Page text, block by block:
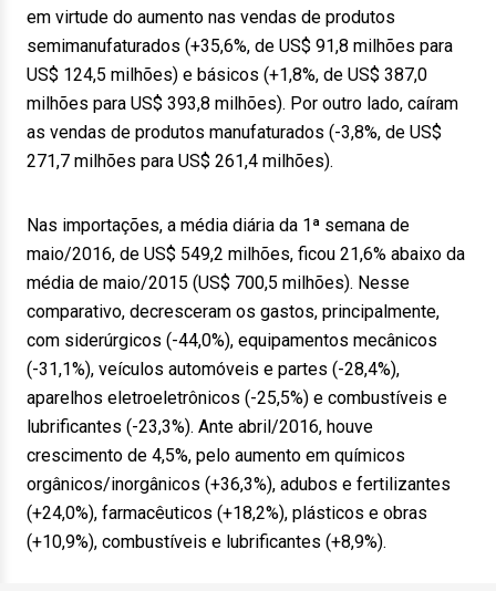
em virtude do aumento nas vendas de produtos
semimanufaturados (+35,6%, de US$ 91,8 milhões para
US$ 124,5 milhões) e básicos (+1,8%, de US$ 387,0
milhões para US$ 393,8 milhões). Por outro lado, caíram
as vendas de produtos manufaturados (-3,8%, de US$
271,7 milhões para US$ 261,4 milhões).
Nas importações, a média diária da 1ª semana de
maio/2016, de US$ 549,2 milhões, ficou 21,6% abaixo da
média de maio/2015 (US$ 700,5 milhões). Nesse
comparativo, decresceram os gastos, principalmente,
com siderúrgicos (-44,0%), equipamentos mecânicos
(-31,1%), veículos automóveis e partes (-28,4%),
aparelhos eletroeletrônicos (-25,5%) e combustíveis e
lubrificantes (-23,3%). Ante abril/2016, houve
crescimento de 4,5%, pelo aumento em químicos
orgânicos/inorgânicos (+36,3%), adubos e fertilizantes
(+24,0%), farmacêuticos (+18,2%), plásticos e obras
(+10,9%), combustíveis e lubrificantes (+8,9%).